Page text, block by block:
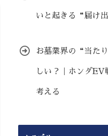
いと起きる“届け
お墓業界の“当た
しい？｜ホンダEV
考える